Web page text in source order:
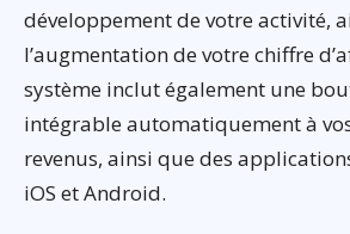
développement de votre activité,
l’augmentation de votre chiffre
système inclut également une
intégrable automatiquement à
revenus, ainsi que des
iOS et Android.